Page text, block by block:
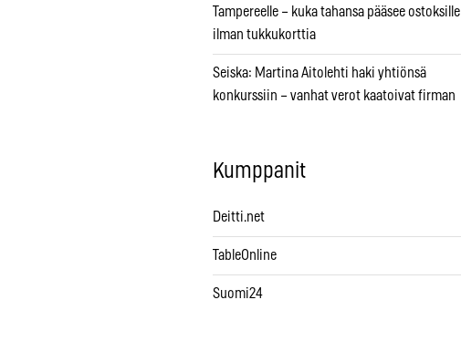
Tampereelle – kuka tahansa pääsee ostoksille
ilman tukkukorttia
Seiska: Martina Aitolehti haki yhtiönsä
konkurssiin – vanhat verot kaatoivat firman
Kumppanit
Deitti.net
TableOnline
Suomi24